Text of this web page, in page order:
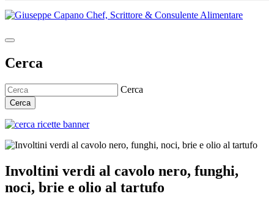
Cerca
Cerca
Cerca
Involtini verdi al cavolo nero, funghi,
noci, brie e olio al tartufo